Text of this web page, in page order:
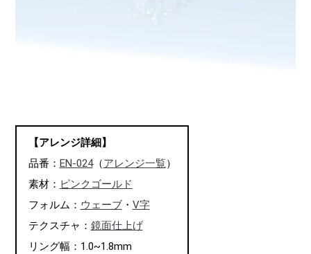
【アレンジ詳細】
品番： EN-024（アレンジ一覧）
素材： ピンクゴールド
フォルム： ウェーブ・ V字
テクスチャ： 鏡面仕上げ
リング幅：1.0~1.8mm